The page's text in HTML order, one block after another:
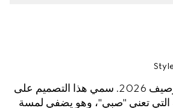
نقدم مجموعة ربيع وصيف 2026. سمي هذا التصميم على
التي تعني "صبي"، وهو يضفي لمسة